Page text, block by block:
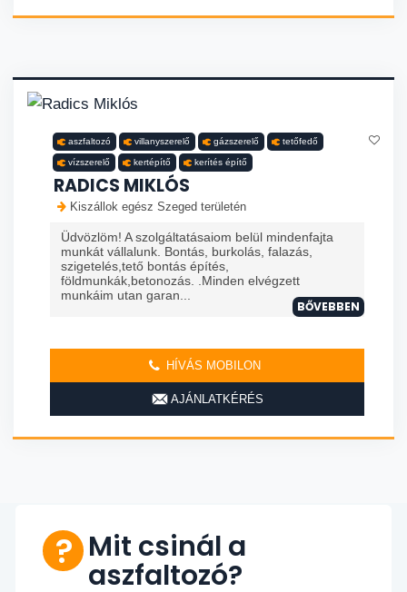
aszfaltozó villanyszerelő gázszerelő tetőfedő
vízszerelő kertépítő kerítés építő
RADICS MIKLÓS
Kiszállok egész Szeged területén
Üdvözlöm! A szolgáltatásaiom belül mindenfajta
munkát vállalunk. Bontás, burkolás, falazás,
szigetelés,tető bontás építés,
földmunkák,betonozás. .Minden elvégzett
munkáim utan garan...
BŐVEBBEN
HÍVÁS MOBILON
AJÁNLATKÉRÉS
Mit csinál a
aszfaltozó?